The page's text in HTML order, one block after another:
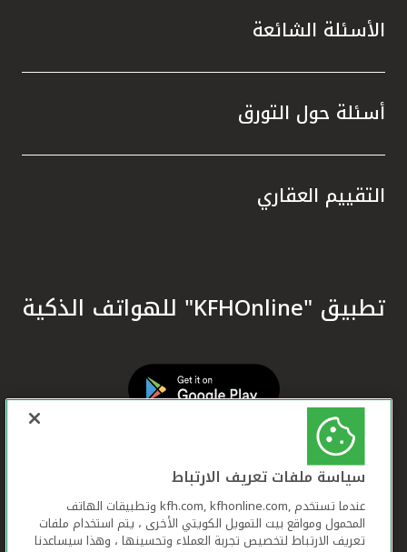
الأسئلة الشائعة
أسئلة حول التورق
التقييم العقاري
تطبيق "KFHOnline" للهواتف الذكية
سياسة ملفات تعريف الارتباط
عندما تستخدم ,kfh.com, kfhonline.com وتطبيقات الهاتف
المحمول ومواقع بيت التمويل الكويتي الأخرى ، يتم استخدام ملفات
تعريف الارتباط لتخصيص تجربة العملاء وتحسينها ، وهذا سيساعدنا